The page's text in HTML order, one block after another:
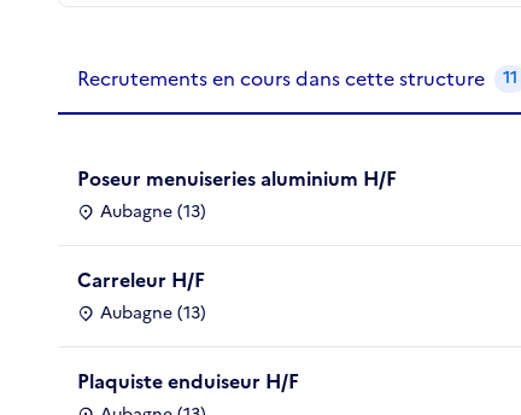
Recrutements de la structure
Recrutements en cours dans cette structure 11
Poseur menuiseries aluminium H/F
Aubagne (13)
Carreleur H/F
Aubagne (13)
Plaquiste enduiseur H/F